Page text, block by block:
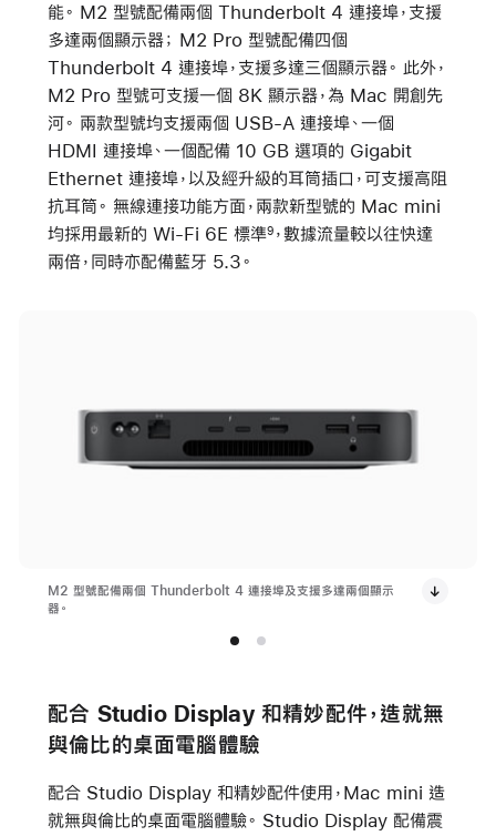
能。 M2 型號配備兩個 Thunderbolt 4 連接埠，支援
多達兩個顯示器； M2 Pro 型號配備四個
Thunderbolt 4 連接埠，支援多達三個顯示器。 此外，
M2 Pro 型號可支援一個 8K 顯示器，為 Mac 開創先
河。 兩款型號均支援兩個 USB-A 連接埠、一個
HDMI 連接埠、一個配備 10 GB 選項的 Gigabit
Ethernet 連接埠，以及經升級的耳筒插口，可支援高阻
抗耳筒。 無線連接功能方面，兩款新型號的 Mac mini
均採用最新的 Wi-Fi 6E 標準9，數據流量較以往快達
兩倍，同時亦配備藍牙 5.3。
M2 型號配備兩個 Thunderbolt 4 連接埠及支援多達兩個顯示
器。
配合 Studio Display 和精妙配件，造就無
與倫比的桌面電腦體驗
配合 Studio Display 和精妙配件使用，Mac mini 造
就無與倫比的桌面電腦體驗。 Studio Display 配備震